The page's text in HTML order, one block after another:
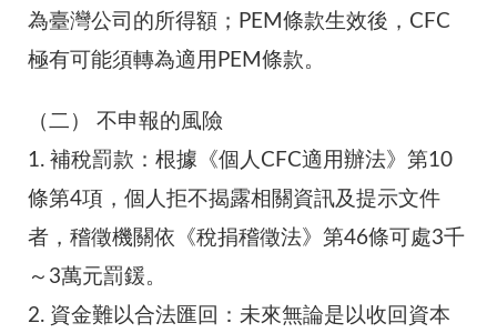
為臺灣公司的所得額；PEM條款生效後，CFC
極有可能須轉為適用PEM條款。
（二）
不申報的風險
1. 補稅罰款：根據《個人CFC適用辦法》第10
條第4項，個人拒不揭露相關資訊及提示文件
者，稽徵機關依《稅捐稽徵法》第46條可處3千
～3萬元罰鍰。
2. 資金難以合法匯回：未來無論是以收回資本